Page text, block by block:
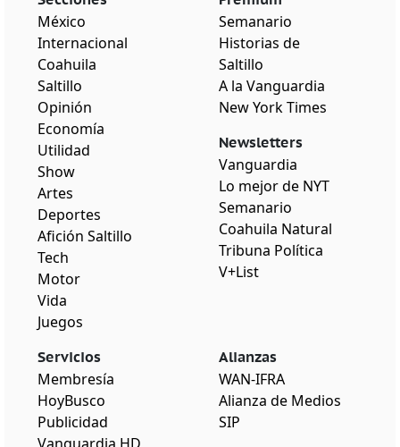
México
Internacional
Coahuila
Saltillo
Opinión
Economía
Utilidad
Show
Artes
Deportes
Afición Saltillo
Tech
Motor
Vida
Juegos
Semanario
Historias de
Saltillo
A la Vanguardia
New York Times
Newsletters
Vanguardia
Lo mejor de NYT
Semanario
Coahuila Natural
Tribuna Política
V+List
Servicios
Membresía
HoyBusco
Publicidad
Alianzas
WAN-IFRA
Alianza de Medios
SIP